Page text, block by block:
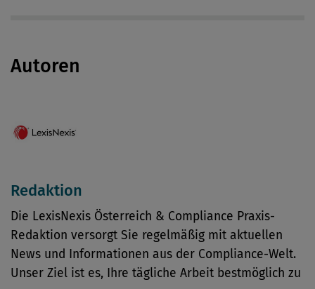
Autoren
Redaktion
Die LexisNexis Österreich & Compliance Praxis-
Redaktion versorgt Sie regelmäßig mit aktuellen
News und Informationen aus der Compliance-Welt.
Unser Ziel ist es, Ihre tägliche Arbeit bestmöglich zu